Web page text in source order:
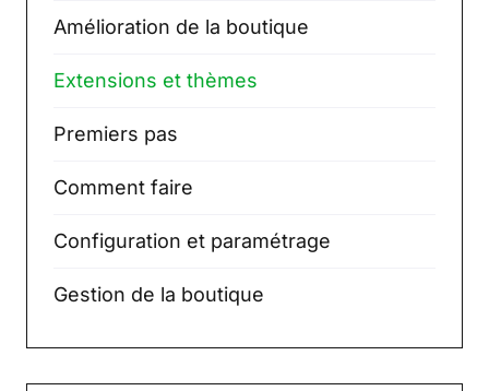
Amélioration de la boutique
Extensions et thèmes
Premiers pas
Comment faire
Configuration et paramétrage
Gestion de la boutique